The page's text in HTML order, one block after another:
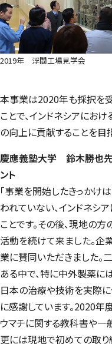
2019年 浮間工場見学会
本事業は2020年も採択を
ことで、インドネシアにお
の向上に貢献することを目
慶應義塾大学 鈴木勝也先
ント
「事業を開始したきっかけ
われていない、インドネシ
ことです。その後、現地の
活動を続けて来ました。企
業に賛同いただきました。
ある中で、特に中外製薬に
日本の治療や技術を実際
に感謝しています。2020年
ウマチに関する教科書や一
更には現地で初めての取